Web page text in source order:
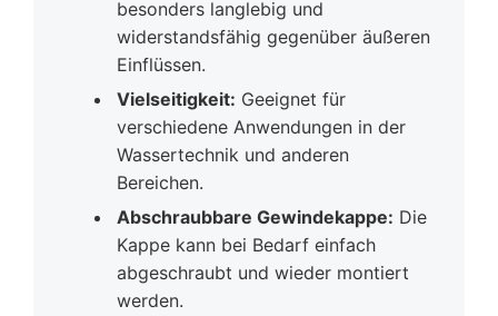
besonders langlebig und
widerstandsfähig gegenüber äußeren
Einflüssen.
Vielseitigkeit: Geeignet für
verschiedene Anwendungen in der
Wassertechnik und anderen
Bereichen.
Abschraubbare Gewindekappe: Die
Kappe kann bei Bedarf einfach
abgeschraubt und wieder montiert
werden.